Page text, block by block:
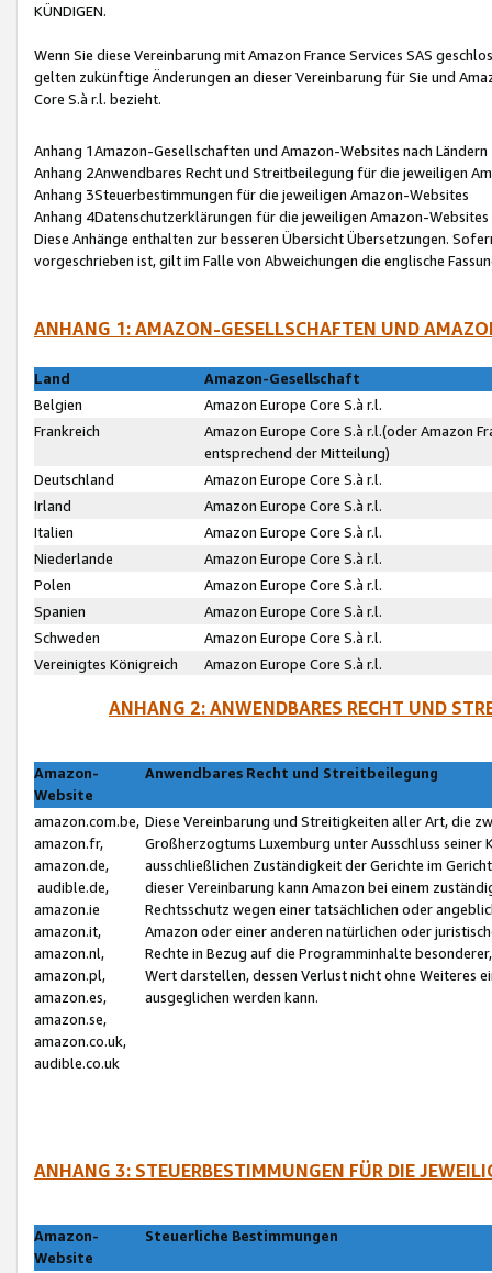
KÜNDIGEN.
Wenn Sie diese Vereinbarung mit Amazon France Services SAS
gelten zukünftige Änderungen an dieser Vereinbarung für Sie und
Core S.à r.l. bezieht.
Anhang 1Amazon-Gesellschaften und Amazon-Websites nach Ländern
Anhang 2Anwendbares Recht und Streitbeilegung für die jeweiligen
Anhang 3Steuerbestimmungen für die jeweiligen Amazon-Websites
Anhang 4Datenschutzerklärungen für die jeweiligen Amazon-Websites
Diese Anhänge enthalten zur besseren Übersicht Übersetzungen.
vorgeschrieben ist, gilt im Falle von Abweichungen die englische
ANHANG 1: AMAZON-GESELLSCHAFTEN UND
Land
Amazon-Gesellschaft
Belgien
Amazon Europe Core S.à r.l.
Frankreich
Amazon Europe Core S.à r.l.(oder Amazon
entsprechend der Mitteilung)
Deutschland
Amazon Europe Core S.à r.l.
Irland
Amazon Europe Core S.à r.l.
Italien
Amazon Europe Core S.à r.l.
Niederlande
Amazon Europe Core S.à r.l.
Polen
Amazon Europe Core S.à r.l.
Spanien
Amazon Europe Core S.à r.l.
Schweden
Amazon Europe Core S.à r.l.
Vereinigtes Königreich
Amazon Europe Core S.à r.l.
ANHANG 2: ANWENDBARES RECHT UND
Amazon-
Website
Anwendbares Recht und Streitbeilegung
amazon.com.be,
amazon.fr,
amazon.de,
audible.de,
amazon.ie
amazon.it,
amazon.nl,
amazon.pl,
amazon.es,
amazon.se,
amazon.co.uk,
audible.co.uk
Diese Vereinbarung und Streitigkeiten aller Art, die
Großherzogtums Luxemburg unter Ausschluss
ausschließlichen Zuständigkeit der Gerichte im
dieser Vereinbarung kann Amazon bei einem
Rechtsschutz wegen einer tatsächlichen oder
Amazon oder einer anderen natürlichen oder
Rechte in Bezug auf die Programminhalte
Wert darstellen, dessen Verlust nicht ohne Weiteres
ausgeglichen werden kann.
ANHANG 3: STEUERBESTIMMUNGEN FÜR DIE
Amazon-
Website
Steuerliche Bestimmungen